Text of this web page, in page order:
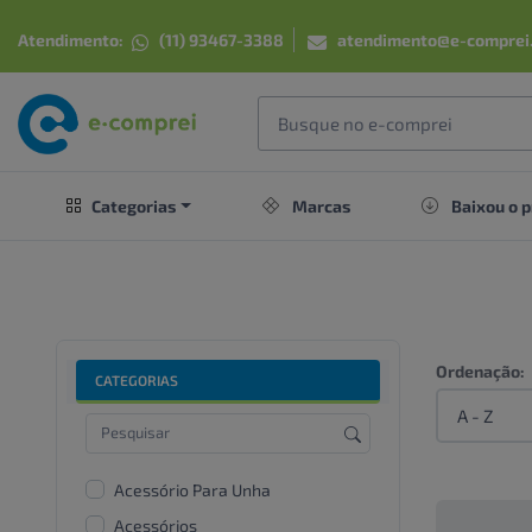
Atendimento: (11) 93467-3388 atendimento@e-
Categorias Marcas Baixou o
CATEGORIAS
Acessório Para Unha
Acessórios
Ordenação: